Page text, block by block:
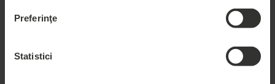
Preferinţe
Statistici